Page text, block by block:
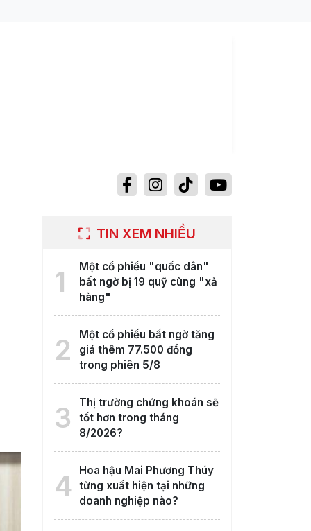
TIN XEM NHIỀU
1
Một cổ phiếu "quốc dân"
bất ngờ bị 19 quỹ cùng "xả
hàng"
2
Một cổ phiếu bất ngờ tăng
giá thêm 77.500 đồng
trong phiên 5/8
3
Thị trường chứng khoán sẽ
tốt hơn trong tháng
8/2026?
4
Hoa hậu Mai Phương Thúy
từng xuất hiện tại những
doanh nghiệp nào?